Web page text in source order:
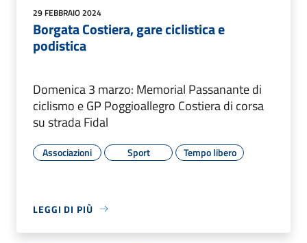
29 FEBBRAIO 2024
Borgata Costiera, gare ciclistica e
podistica
Domenica 3 marzo: Memorial Passanante di
ciclismo e GP Poggioallegro Costiera di corsa
su strada Fidal
Associazioni Sport Tempo libero
LEGGI DI PIÙ